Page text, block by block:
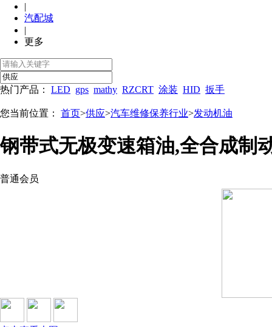
|
汽配城
|
更多
热门产品： LED gps mathy RZCRT 涂装 HID 扳手
您当前位置： 首页>供应>汽车维修保养行业>发动机油
钢带式无极变速箱油,全合成制
普通会员